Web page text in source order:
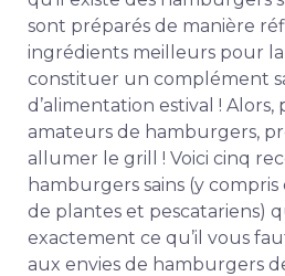
sont préparés de manière
ingrédients meilleurs pour
constituer un complément
d’alimentation estival !
amateurs de hamburgers,
allumer le grill ! Voici cinq
hamburgers sains (y compris
de plantes et pescatariens)
exactement ce qu’il vous
aux envies de hamburgers